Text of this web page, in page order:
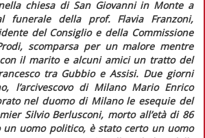
chiesa di San Giovanni in Monte a
funerale della prof. Flavia Franzoni,
del Consiglio e della Commissione
scomparsa per un malore mentre
il marito e alcuni amici un tratto del
tra Gubbio e Assisi. Due giorni
l’arcivescovo di Milano Mario Enrico
nel duomo di Milano le esequie del
Silvio Berlusconi, morto all’età di 86
un uomo politico, è stato certo un uomo